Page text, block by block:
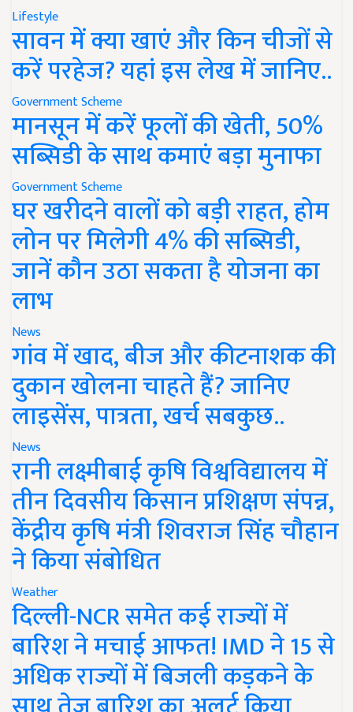
Lifestyle
सावन में क्या खाएं और किन चीजों से
करें परहेज? यहां इस लेख में जानिए..
Government Scheme
मानसून में करें फूलों की खेती, 50%
सब्सिडी के साथ कमाएं बड़ा मुनाफा
Government Scheme
घर खरीदने वालों को बड़ी राहत, होम
लोन पर मिलेगी 4% की सब्सिडी,
जानें कौन उठा सकता है योजना का
लाभ
News
गांव में खाद, बीज और कीटनाशक की
दुकान खोलना चाहते हैं? जानिए
लाइसेंस, पात्रता, खर्च सबकुछ..
News
रानी लक्ष्मीबाई कृषि विश्वविद्यालय में
तीन दिवसीय किसान प्रशिक्षण संपन्न,
केंद्रीय कृषि मंत्री शिवराज सिंह चौहान
ने किया संबोधित
Weather
दिल्ली-NCR समेत कई राज्यों में
बारिश ने मचाई आफत! IMD ने 15 से
अधिक राज्यों में बिजली कड़कने के